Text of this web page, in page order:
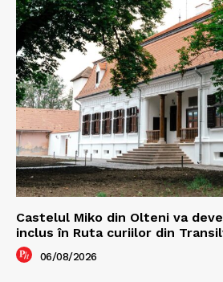
Castelul Miko din Olteni va
inclus în Ruta curiilor din
06/08/2026